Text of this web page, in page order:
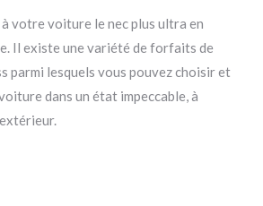
votre voiture le nec plus ultra en
Il existe une variété de forfaits de
parmi lesquels vous pouvez choisir et
dans un état impeccable, à